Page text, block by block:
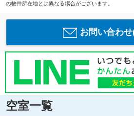
の物件所在地とは異なる場合がございます。
お問い合わ
空室一覧